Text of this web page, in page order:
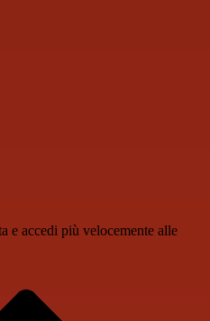
e accedi più velocemente alle